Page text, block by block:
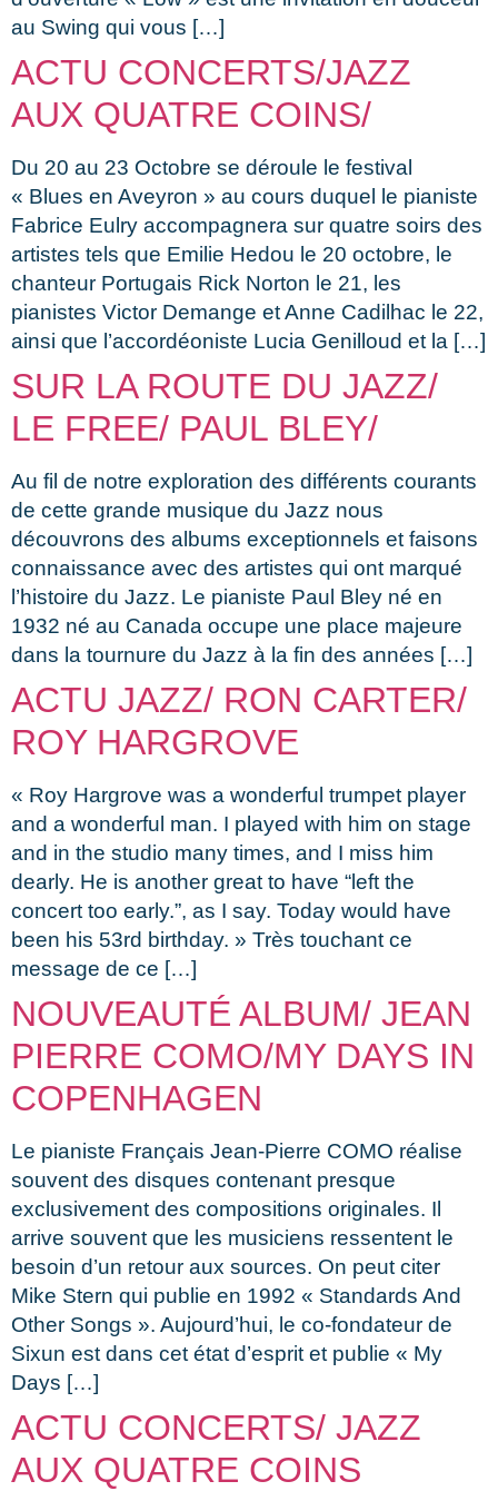
au Swing qui vous […]
ACTU CONCERTS/JAZZ
AUX QUATRE COINS/
Du 20 au 23 Octobre se déroule le festival
« Blues en Aveyron » au cours duquel le pianiste
Fabrice Eulry accompagnera sur quatre soirs des
artistes tels que Emilie Hedou le 20 octobre, le
chanteur Portugais Rick Norton le 21, les
pianistes Victor Demange et Anne Cadilhac le 22,
ainsi que l’accordéoniste Lucia Genilloud et la […]
SUR LA ROUTE DU JAZZ/
LE FREE/ PAUL BLEY/
Au fil de notre exploration des différents courants
de cette grande musique du Jazz nous
découvrons des albums exceptionnels et faisons
connaissance avec des artistes qui ont marqué
l’histoire du Jazz. Le pianiste Paul Bley né en
1932 né au Canada occupe une place majeure
dans la tournure du Jazz à la fin des années […]
ACTU JAZZ/ RON CARTER/
ROY HARGROVE
« Roy Hargrove was a wonderful trumpet player
and a wonderful man. I played with him on stage
and in the studio many times, and I miss him
dearly. He is another great to have “left the
concert too early.”, as I say. Today would have
been his 53rd birthday. » Très touchant ce
message de ce […]
NOUVEAUTÉ ALBUM/ JEAN
PIERRE COMO/MY DAYS IN
COPENHAGEN
Le pianiste Français Jean-Pierre COMO réalise
souvent des disques contenant presque
exclusivement des compositions originales. Il
arrive souvent que les musiciens ressentent le
besoin d’un retour aux sources. On peut citer
Mike Stern qui publie en 1992 « Standards And
Other Songs ». Aujourd’hui, le co-fondateur de
Sixun est dans cet état d’esprit et publie « My
Days […]
ACTU CONCERTS/ JAZZ
AUX QUATRE COINS